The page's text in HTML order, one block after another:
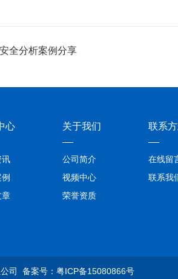
全分析案例分享
心
讯
章
关于我们
公司简介
视频中心
荣誉资质
联系
在线留
联系我
司 备案号：粤ICP备15080866号